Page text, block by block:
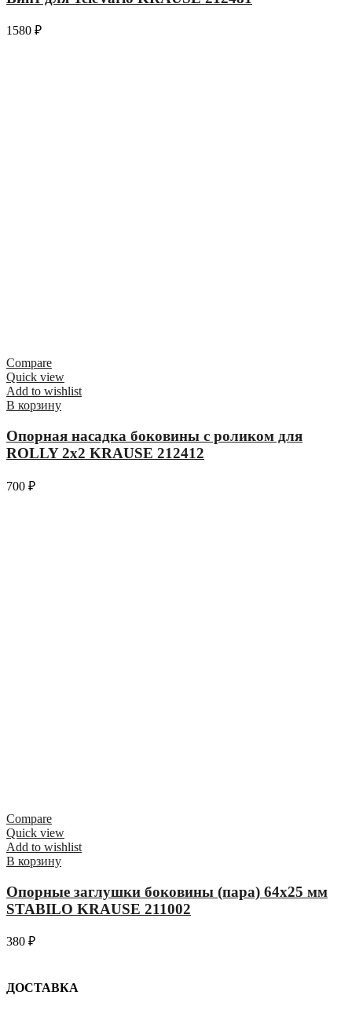
1580 ₽
Compare
Quick view
Add to wishlist
В корзину
Опорная насадка боковины с роликом для
ROLLY 2х2 KRAUSE 212412
700 ₽
Compare
Quick view
Add to wishlist
В корзину
Опорные заглушки боковины (пара) 64х25 мм
STABILO KRAUSE 211002
380 ₽
ДОСТАВКА